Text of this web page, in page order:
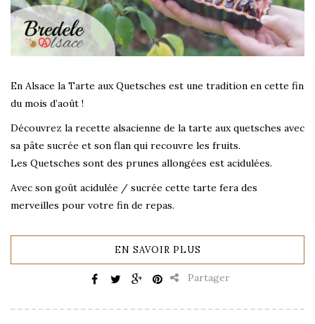
En Alsace la Tarte aux Quetsches est une tradition en cette fin
du mois d’août !
Découvrez la recette alsacienne de la tarte aux quetsches avec
sa pâte sucrée et son flan qui recouvre les fruits.
Les Quetsches sont des prunes allongées est acidulées.
Avec son goût acidulée / sucrée cette tarte fera des
merveilles pour votre fin de repas.
EN SAVOIR PLUS
Partager